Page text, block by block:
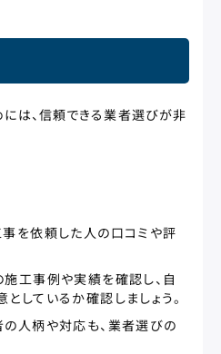
は、信頼できる業者選びが非
事を依頼した人の口コミや評
施工事例や実績を確認し、自
しているか確認しましょう。
の人柄や対応も、業者選びの